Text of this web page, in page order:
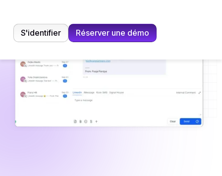
S'identifier Réserver une démo